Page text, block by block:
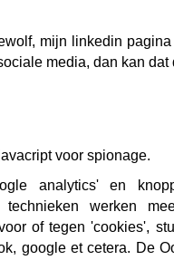
mijn linkedin
media, dan kan dat
voor spionage.
analytics' en
werken
of tegen 'cookies',
google et cetera. De